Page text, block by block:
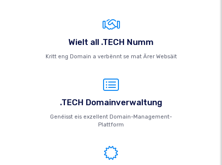
Wielt all .TECH Numm
Kritt eng Domain a verbënnt se mat Ärer Websäit
.TECH Domainverwaltung
Genéisst eis exzellent Domain-Management-
Plattform